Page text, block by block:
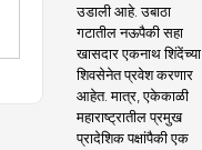
उडाली आहे. उबाठा
गटातील नऊपैकी सहा
खासदार एकनाथ शिंदेंच्या
शिवसेनेत प्रवेश करणार
आहेत. मात्र, एकेकाळी
महाराष्ट्रातील प्रमुख
प्रादेशिक पक्षांपैकी एक